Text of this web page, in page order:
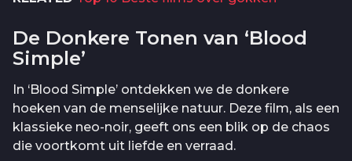
De Donkere Tonen van ‘Blood
Simple’
In ‘Blood Simple’ ontdekken we de donkere
hoeken van de menselijke natuur. Deze film, als een
klassieke neo-noir, geeft ons een blik op de chaos
die voortkomt uit liefde en verraad.